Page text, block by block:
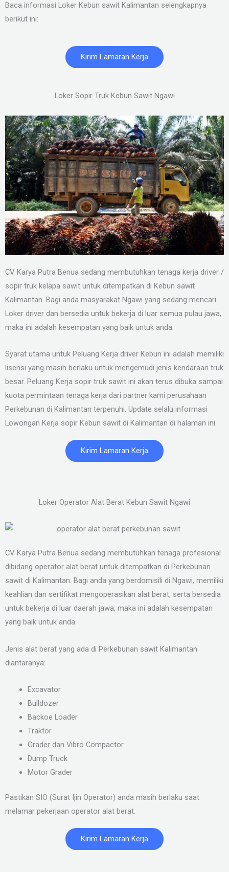
Baca informasi Loker Kebun sawit Kalimantan selengkapnya
berikut ini:
Kirim Lamaran Kerja
Loker Sopir Truk Kebun Sawit Ngawi
CV. Karya Putra Benua sedang membutuhkan tenaga kerja driver /
sopir truk kelapa sawit untuk ditempatkan di Kebun sawit
Kalimantan. Bagi anda masyarakat Ngawi yang sedang mencari
Loker driver dan bersedia untuk bekerja di luar semua pulau jawa,
maka ini adalah kesempatan yang baik untuk anda.
Syarat utama untuk Peluang Kerja driver Kebun ini adalah memiliki
lisensi yang masih berlaku untuk mengemudi jenis kendaraan truk
besar. Peluang Kerja sopir truk sawit ini akan terus dibuka sampai
kuota permintaan tenaga kerja dari partner kami perusahaan
Perkebunan di Kalimantan terpenuhi. Update selalu informasi
Lowongan Kerja sopir Kebun sawit di Kalimantan di halaman ini.
Kirim Lamaran Kerja
Loker Operator Alat Berat Kebun Sawit Ngawi
CV. Karya Putra Benua sedang membutuhkan tenaga profesional
dibidang operator alat berat untuk ditempatkan di Perkebunan
sawit di Kalimantan. Bagi anda yang berdomisili di Ngawi, memiliki
keahlian dan sertifikat mengoperasikan alat berat, serta bersedia
untuk bekerja di luar daerah jawa, maka ini adalah kesempatan
yang baik untuk anda.
Jenis alat berat yang ada di Perkebunan sawit Kalimantan
diantaranya:
Excavator
Bulldozer
Backoe Loader
Traktor
Grader dan Vibro Compactor
Dump Truck
Motor Grader
Pastikan SIO (Surat Ijin Operator) anda masih berlaku saat
melamar pekerjaan operator alat berat.
Kirim Lamaran Kerja